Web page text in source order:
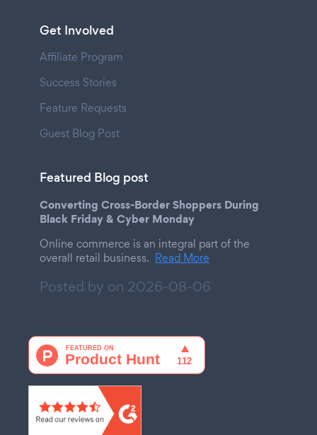
Get Involved
Affiliate Program
Success Stories
Feature Requests
Guest Blog Post
Featured Blog post
Converting Cross-Border Shoppers During
Black Friday & Cyber Monday
Online commerce is an integral part of the
overall retail business. Read More
Posted by on 2026-08-06